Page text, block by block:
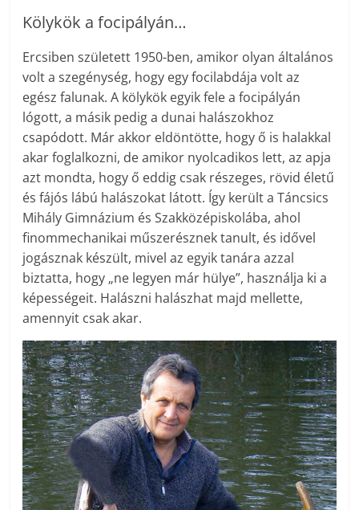
Kölykök a focipályán…
Ercsiben született 1950-ben, amikor olyan általános
volt a szegénység, hogy egy focilabdája volt az
egész falunak. A kölykök egyik fele a focipályán
lógott, a másik pedig a dunai halászokhoz
csapódott. Már akkor eldöntötte, hogy ő is halakkal
akar foglalkozni, de amikor nyolcadikos lett, az apja
azt mondta, hogy ő eddig csak részeges, rövid életű
és fájós lábú halászokat látott. Így került a Táncsics
Mihály Gimnázium és Szakközépiskolába, ahol
finommechanikai műszerésznek tanult, és idővel
jogásznak készült, mivel az egyik tanára azzal
biztatta, hogy „ne legyen már hülye”, használja ki a
képességeit. Halászni halászhat majd mellette,
amennyit csak akar.